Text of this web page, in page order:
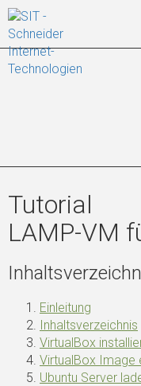
Tutorial
LAMP-VM
Einleitung
Inhaltsverzeichnis
VirtualBox
VirtualBox Image
Ubuntu Server